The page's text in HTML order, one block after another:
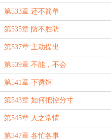
第533章 还不简单
第535章 防不胜防
第537章 主动提出
第539章 不能，不会
第541章 下诱饵
第543章 如何把控分寸
第545章 人之常情
第547章 各忙各事